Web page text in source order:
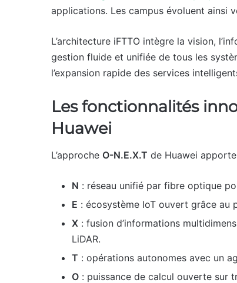
applications. Les campus évoluent ainsi
L’architecture iFTTO intègre la vision,
gestion fluide et unifiée de tous les
l’expansion rapide des services
Les fonctionnalités
Huawei
L’approche O-N.E.X.T de Huawei
N : réseau unifié par fibre optique
E : écosystème IoT ouvert grâce au
X : fusion d’informations
LiDAR.
T : opérations autonomes avec un
O : puissance de calcul ouverte sur